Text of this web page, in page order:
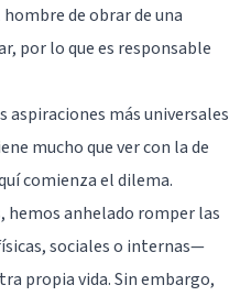
de obrar de una
por lo que es responsable
aspiraciones más universales
mucho que ver con la de
comienza el dilema.
anhelado romper las
sociales o internas—
propia vida. Sin embargo,